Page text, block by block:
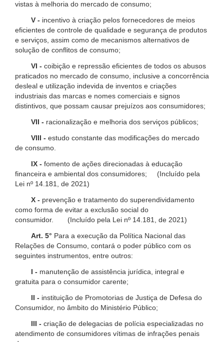
vistas à melhoria do mercado de consumo;
V - incentivo à criação pelos fornecedores de meios
eficientes de controle de qualidade e segurança de produtos
e serviços, assim como de mecanismos alternativos de
solução de conflitos de consumo;
VI - coibição e repressão eficientes de todos os abusos
praticados no mercado de consumo, inclusive a concorrência
desleal e utilização indevida de inventos e criações
industriais das marcas e nomes comerciais e signos
distintivos, que possam causar prejuízos aos consumidores;
VII - racionalização e melhoria dos serviços públicos;
VIII - estudo constante das modificações do mercado
de consumo.
IX - fomento de ações direcionadas à educação
financeira e ambiental dos consumidores; (Incluído pela
Lei nº 14.181, de 2021)
X - prevenção e tratamento do superendividamento
como forma de evitar a exclusão social do
consumidor. (Incluído pela Lei nº 14.181, de 2021)
Art. 5° Para a execução da Política Nacional das
Relações de Consumo, contará o poder público com os
seguintes instrumentos, entre outros:
I - manutenção de assistência jurídica, integral e
gratuita para o consumidor carente;
II - instituição de Promotorias de Justiça de Defesa do
Consumidor, no âmbito do Ministério Público;
III - criação de delegacias de polícia especializadas no
atendimento de consumidores vítimas de infrações penais